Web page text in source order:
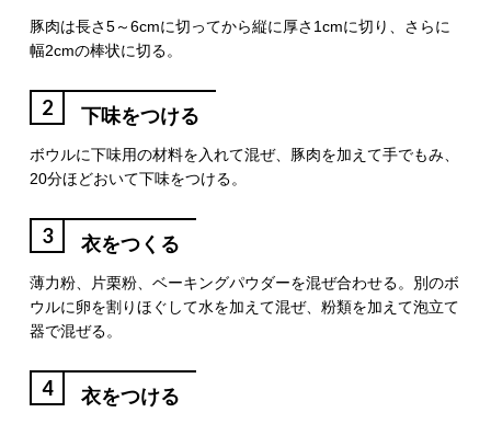
豚肉は長さ5～6cmに切ってから縦に厚さ1cmに切り、さらに
幅2cmの棒状に切る。
2 下味をつける
ボウルに下味用の材料を入れて混ぜ、豚肉を加えて手でもみ、
20分ほどおいて下味をつける。
3 衣をつくる
薄力粉、片栗粉、ベーキングパウダーを混ぜ合わせる。別のボ
ウルに卵を割りほぐして水を加えて混ぜ、粉類を加えて泡立て
器で混ぜる。
4 衣をつける